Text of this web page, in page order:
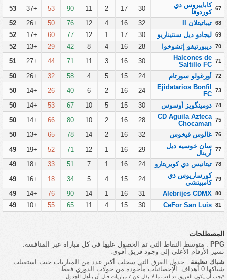
67 كاباييروس دي
كوردوفا
30
17
2
11
90
53
+37
53
68 تيباتيتلان II 32
16
4
12
76
50
+26
52
69 ليجادو ديل سنتيناريو 30
17
1
12
77
60
+17
52
70 ديبورتيفو إتشوخوا 28
16
4
8
42
29
+13
52
71
Halcones de
Saltillo FC
30
16
3
11
71
44
+27
51
72 أورغولو سورتام 24
15
5
4
58
32
+26
50
73
Ejidatarios Bonfil
FC
24
16
2
6
40
26
+14
50
74 دومينگويز أوسوس 30
15
5
10
67
53
+14
50
75
CD Aguila Azteca
Chocaman
28
16
2
10
80
66
+14
50
76 غالوس فيخوس 32
16
2
14
78
65
+13
50
77 سان خوسيه ديل
أرينال
29
16
1
12
71
52
+19
49
78 تيتانيس دي كويريتارو 24
16
1
7
51
33
+18
49
79 كورساريوس دي
كامبيتشي
24
15
4
5
34
18
+16
49
80
Alebrijes CDMX
31
16
1
14
90
76
+14
49
81
CeFor San Luis
30
15
4
11
65
55
+10
49
المصطلحات
PPG : متوسط النقاط التي تم الحصول عليها في كل مباراة عبر المنافسة.
تشير الأرقام الأعلى إلى وجود فريق أقوى.
شباك نظيفة : جدول الفرق التي سجلت أكبر عدد من المباريات حيث استقبلت
شباكها 0 أهداف. الإحصائيات مأخوذة من جولات الدوري فقط.
*يجب أن يكون الفريق قد لعب ما لا يقل عن 7 مباريات قبل أن يتأهل للجدول.